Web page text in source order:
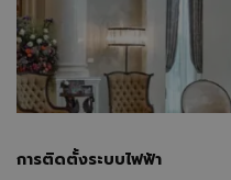
การติดตั้งระบบไฟฟ้า